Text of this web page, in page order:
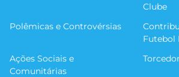
Clube
Polêmicas e Controvérsias
Futebol
Ações Sociais e
Comunitárias